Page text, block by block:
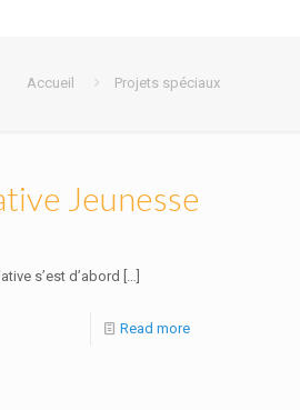
Accueil Projets spéciaux
Jeunesse
s’est d’abord […]
Read more